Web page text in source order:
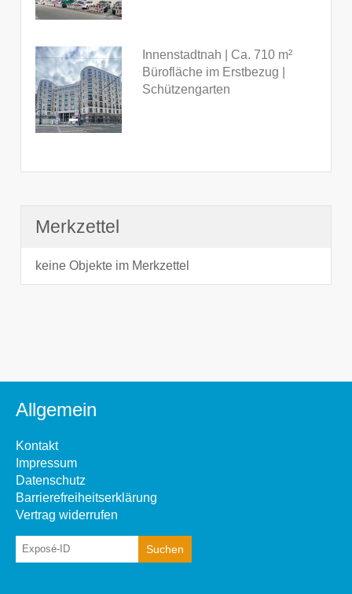
Innenstadtnah | Ca. 710 m²
Bürofläche im Erstbezug |
Schützengarten
Merkzettel
keine Objekte im Merkzettel
Allgemein
Kontakt
Impressum
Datenschutz
Barrierefreiheitserklärung
Vertrag widerrufen